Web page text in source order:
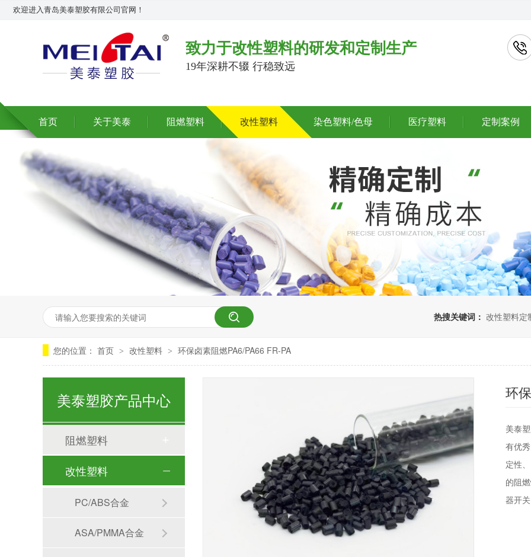
欢迎进入青岛美泰塑胶有限公司官网！
致力于改性塑料的研发和定制生产
19年深耕不辍 行稳致远
首页 关于美泰 阻燃塑料 改性塑料 染色塑料/色母 医疗塑料 定制案例
热搜关键词： 改性塑料定
您的位置： 首页 > 改性塑料 > 环保卤素阻燃PA6/PA66 FR-PA
环
美泰
有优
定性
的阻
器开
美泰塑胶产品中心
阻燃塑料
改性塑料
PC/ABS合金
ASA/PMMA合金